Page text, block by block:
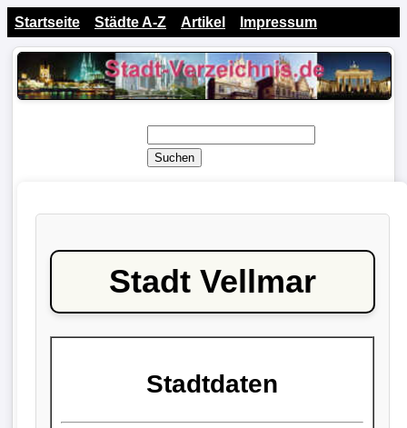
Startseite Städte A-Z Artikel Impressum
Suchen
Stadt Vellmar
Stadtdaten